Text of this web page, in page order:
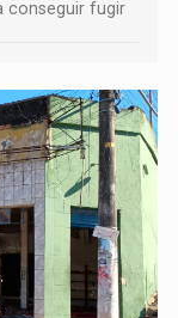
conseguir fugir